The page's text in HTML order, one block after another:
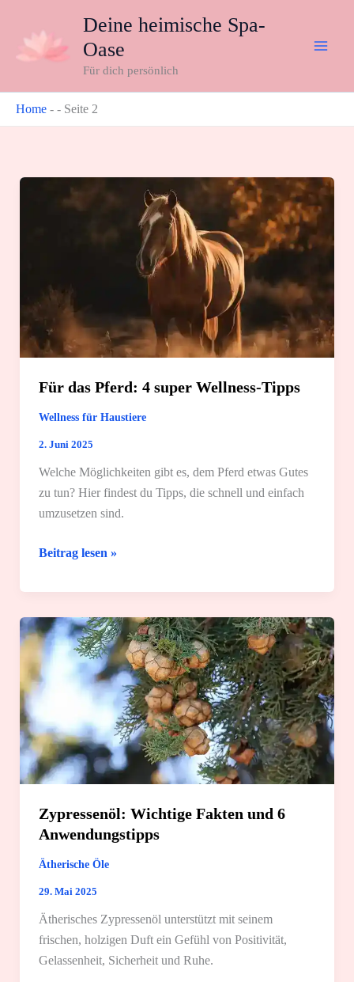
springen
Deine heimische Spa-
Oase
Für dich persönlich
Home - - Seite 2
Für das Pferd: 4 super Wellness-Tipps
Wellness für Haustiere
2. Juni 2025
Welche Möglichkeiten gibt es, dem Pferd etwas Gutes
zu tun? Hier findest du Tipps, die schnell und einfach
umzusetzen sind.
Für
Pferd:
super
Wellness-
Tipps
Beitrag lesen »
Zypressenöl: Wichtige Fakten und 6
Anwendungstipps
Ätherische Öle
29. Mai 2025
Ätherisches Zypressenöl unterstützt mit seinem
frischen, holzigen Duft ein Gefühl von Positivität,
Gelassenheit, Sicherheit und Ruhe.